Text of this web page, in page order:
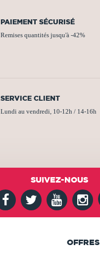
PAIEMENT SÉCURISÉ
Remises quantités jusqu'à -42%
SERVICE CLIENT
Lundi au vendredi, 10-12h / 14-16h
SUIVEZ-NOUS
OFFRES